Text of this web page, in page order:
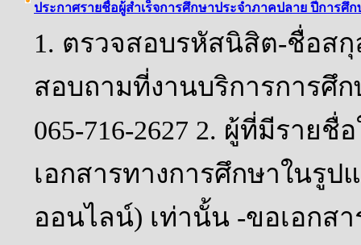
ประกาศรายชื่อผู้สำเร็จการศึกษาประจำภาคปลาย ปีการศึก
1. ตรวจสอบรหัสนิสิต-ชื่อส
สอบถามที่งานบริการการศึก
065-716-2627 2. ผู้ที่มีราย
เอกสารทางการศึกษาในรู
ออนไลน์) เท่านั้น -ขอเอกส